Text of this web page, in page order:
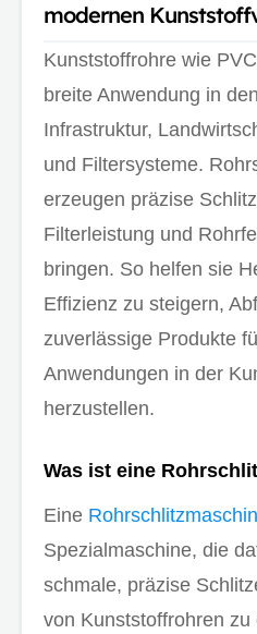
modernen
Kunststoffrohre wie
breite Anwendung in
Infrastruktur,
und Filtersysteme.
erzeugen präzise
Filterleistung und
bringen. So helfen sie
Effizienz zu steigern,
zuverlässige Produkte
Anwendungen in der
herzustellen.
Was ist eine
Eine
Spezialmaschine, die
schmale, präzise
von Kunststoffrohren zu